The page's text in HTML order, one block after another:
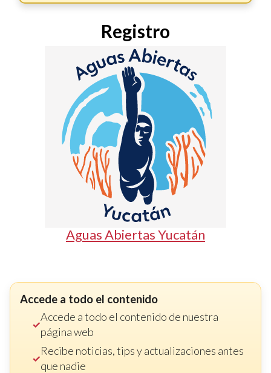
Registro
Aguas Abiertas Yucatán
Accede a todo el contenido
Accede a todo el contenido de nuestra
página web
Recibe noticias, tips y actualizaciones antes
que nadie